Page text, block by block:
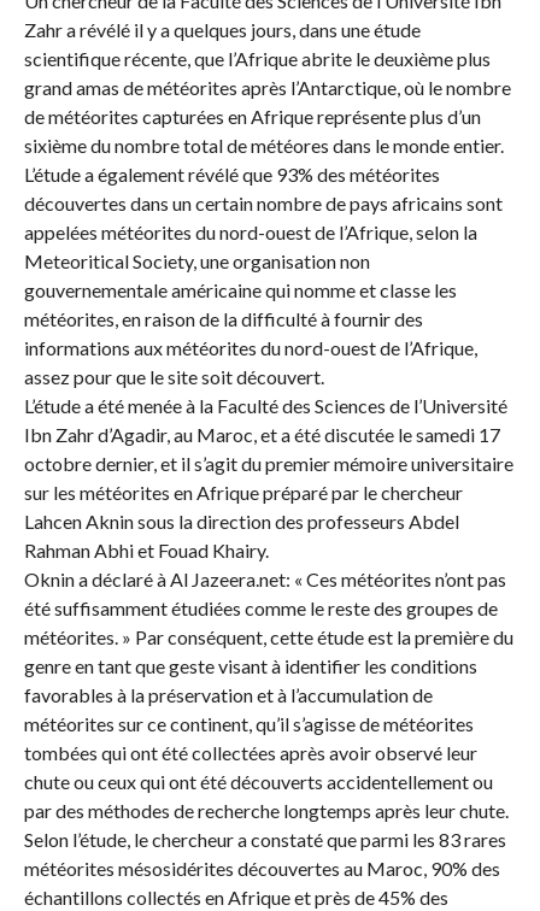
Zahr a révélé il y a quelques jours, dans une étude
scientifique récente, que l’Afrique abrite le deuxième plus
grand amas de météorites après l’Antarctique, où le nombre
de météorites capturées en Afrique représente plus d’un
sixième du nombre total de météores dans le monde entier.
L’étude a également révélé que 93% des météorites
découvertes dans un certain nombre de pays africains sont
appelées météorites du nord-ouest de l’Afrique, selon la
Meteoritical Society, une organisation non
gouvernementale américaine qui nomme et classe les
météorites, en raison de la difficulté à fournir des
informations aux météorites du nord-ouest de l’Afrique,
assez pour que le site soit découvert.
L’étude a été menée à la Faculté des Sciences de l’Université
Ibn Zahr d’Agadir, au Maroc, et a été discutée le samedi 17
octobre dernier, et il s’agit du premier mémoire universitaire
sur les météorites en Afrique préparé par le chercheur
Lahcen Aknin sous la direction des professeurs Abdel
Rahman Abhi et Fouad Khairy.
Oknin a déclaré à Al Jazeera.net: « Ces météorites n’ont pas
été suffisamment étudiées comme le reste des groupes de
météorites. » Par conséquent, cette étude est la première du
genre en tant que geste visant à identifier les conditions
favorables à la préservation et à l’accumulation de
météorites sur ce continent, qu’il s’agisse de météorites
tombées qui ont été collectées après avoir observé leur
chute ou ceux qui ont été découverts accidentellement ou
par des méthodes de recherche longtemps après leur chute.
Selon l’étude, le chercheur a constaté que parmi les 83 rares
météorites mésosidérites découvertes au Maroc, 90% des
échantillons collectés en Afrique et près de 45% des